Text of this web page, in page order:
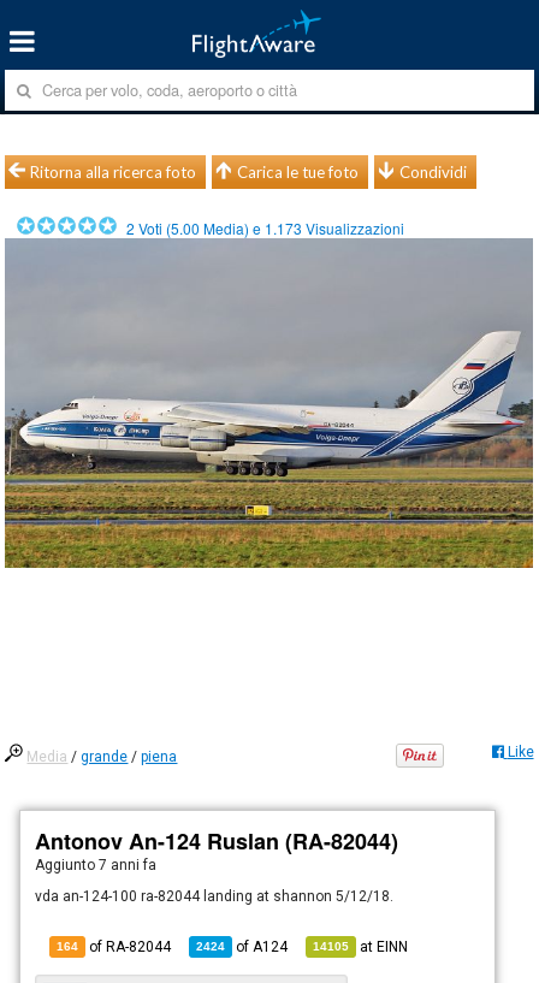
Ritorna alla ricerca foto Carica le tue foto Condividi
2 Voti (5.00 Media) e 1.173 Visualizzazioni
Media /grande /piena Like
Antonov An-124 Ruslan (RA-82044)
Aggiunto7 anni fa
vda an-124-100 ra-82044 landing at shannon 5/12/18.
164 of RA-82044 2424 of A124 14105 atEINN